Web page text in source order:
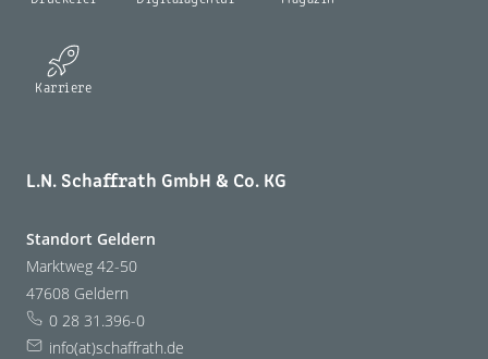
Karriere
L.N. Schaffrath GmbH & Co. KG
Standort Geldern
Marktweg 42-50
47608 Geldern
0 28 31.396-0
info(at)schaffrath.de